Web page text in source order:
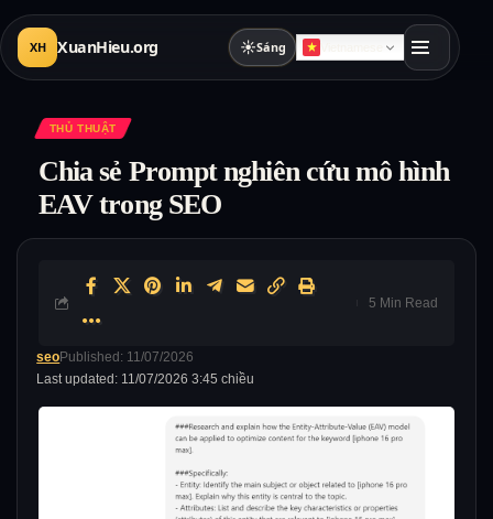
XH XuanHieu.org ☀Sáng
THỦ THUẬT
Chia sẻ Prompt nghiên cứu mô hình
EAV trong SEO
Last updated: 11/07/2026 3:45 chiều
seoPublished: 11/07/2026
5 Min Read